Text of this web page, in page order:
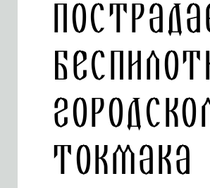
Токмака